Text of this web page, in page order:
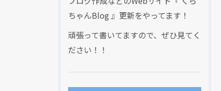
ちゃんBlog 』更新をやってます！
頑張って書いてますので、ぜひ見てく
ださい！！